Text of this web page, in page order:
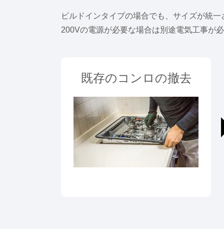
ビルドインタイプの場合でも、サイズが統
200Vの電源が必要な場合は別途電気工事が
既存のコンロの撤去